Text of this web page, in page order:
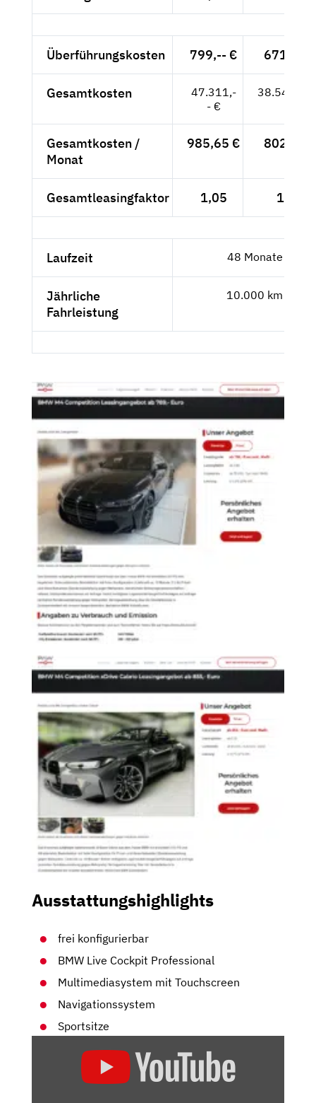
Überführungskosten 799,-- € 671,43 €
Gesamtkosten
47.311,-
- €
38.543,43
Gesamtkosten /
Monat
985,65 € 802,99 €
Gesamtleasingfaktor 1,05 1,01
Laufzeit 48 Monate
Jährliche
Fahrleistung
10.000 km
Ausstattungshighlights
frei konfigurierbar
BMW Live Cockpit Professional
Multimediasystem mit Touchscreen
Navigationssystem
Sportsitze
COMPETITION